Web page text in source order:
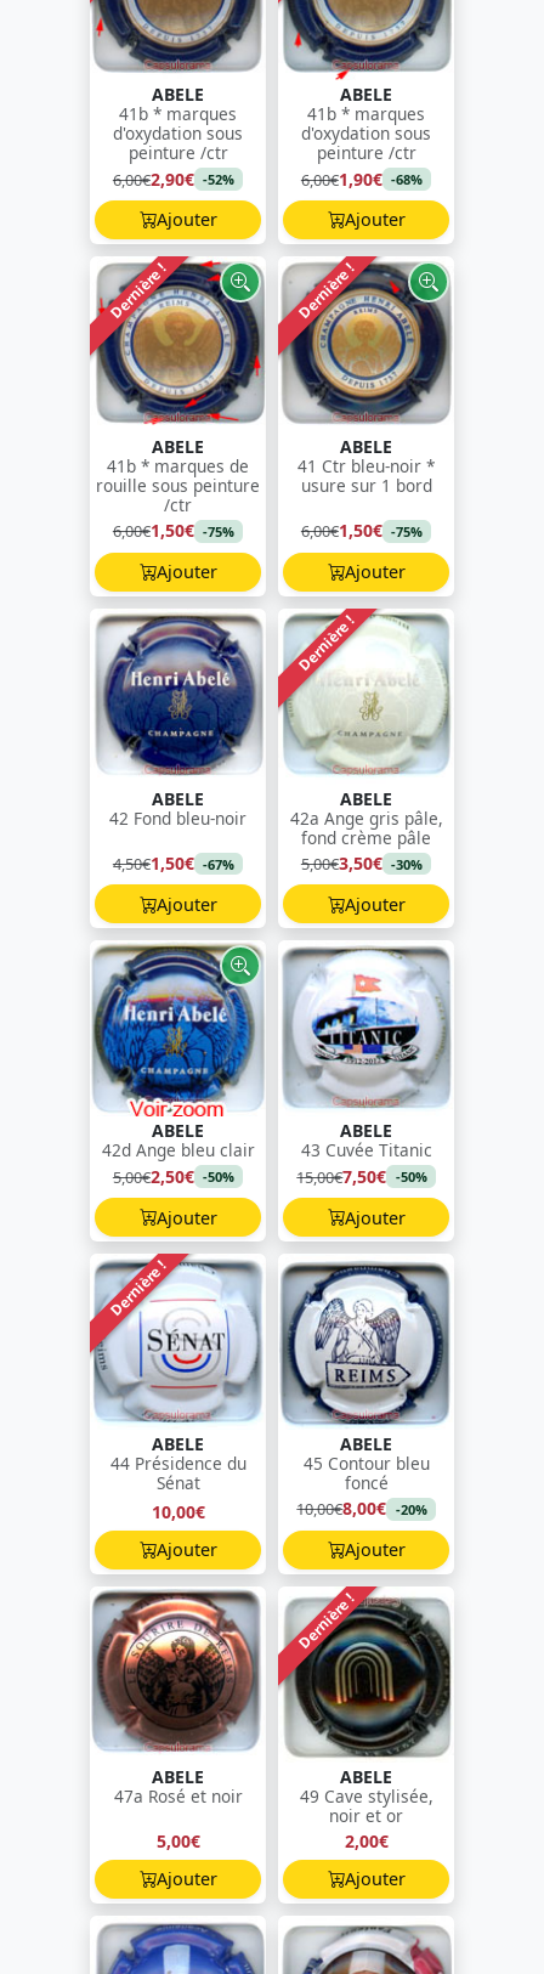
ABELE
41b * marques
d'oxydation sous
peinture /ctr
6,00€2,90€ -52%
Ajouter
ABELE
41b * marques
d'oxydation sous
peinture /ctr
6,00€1,90€ -68%
Ajouter
Dernière !
ABELE
41b * marques de
rouille sous peinture
/ctr
6,00€1,50€ -75%
Ajouter
Dernière !
ABELE
41 Ctr bleu-noir *
usure sur 1 bord
6,00€1,50€ -75%
Ajouter
ABELE
42 Fond bleu-noir
4,50€1,50€ -67%
Ajouter
Dernière !
ABELE
42a Ange gris pâle,
fond crème pâle
5,00€3,50€ -30%
Ajouter
ABELE
42d Ange bleu clair
5,00€2,50€ -50%
Ajouter
ABELE
43 Cuvée Titanic
15,00€7,50€ -50%
Ajouter
Dernière !
ABELE
44 Présidence du
Sénat
10,00€
Ajouter
ABELE
45 Contour bleu
foncé
10,00€8,00€ -20%
Ajouter
ABELE
47a Rosé et noir
5,00€
Ajouter
Dernière !
ABELE
49 Cave stylisée,
noir et or
2,00€
Ajouter